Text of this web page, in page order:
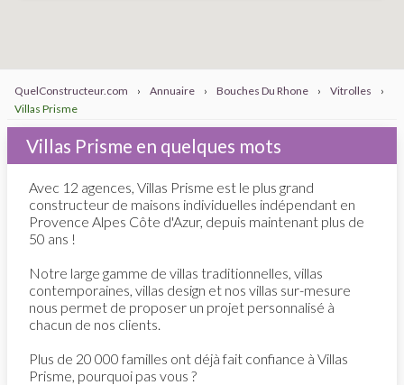
QuelConstructeur.com › Annuaire › Bouches Du Rhone › Vitrolles
›
Villas Prisme
Villas Prisme en quelques mots
Avec 12 agences, Villas Prisme est le plus grand
constructeur de maisons individuelles indépendant en
Provence Alpes Côte d'Azur, depuis maintenant plus de
50 ans !
Notre large gamme de villas traditionnelles, villas
contemporaines, villas design et nos villas sur-mesure
nous permet de proposer un projet personnalisé à
chacun de nos clients.
Plus de 20 000 familles ont déjà fait confiance à Villas
Prisme, pourquoi pas vous ?